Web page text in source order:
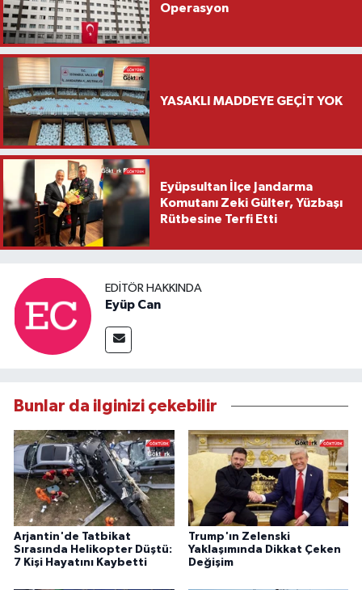
Operasyon
YASAKLI MADDEYE GEÇİT YOK
Eyüpsultan İlçe Jandarma
Komutanı Zeki Gülter, Yüzbaşı
Rütbesine Terfi Etti
EDITÖR HAKKINDA
Eyüp Can
Bunlar da ilginizi çekebilir
Arjantin'de Tatbikat
Sırasında Helikopter Düştü:
7 Kişi Hayatını Kaybetti
Trump'ın Zelenski
Yaklaşımında Dikkat Çeken
Değişim